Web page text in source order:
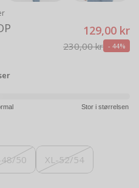
129,00 kr
230,00 kr - 44%
Stor i størrelsen
48/50 XL-52/54